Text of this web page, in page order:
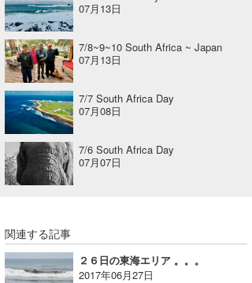
07月13日
7/8~9~10 South Africa ~ Japan
07月13日
7/7 South Africa Day
07月08日
7/6 South Africa Day
07月07日
関連する記事
２６日の東海エリア 。。。
2017年06月27日